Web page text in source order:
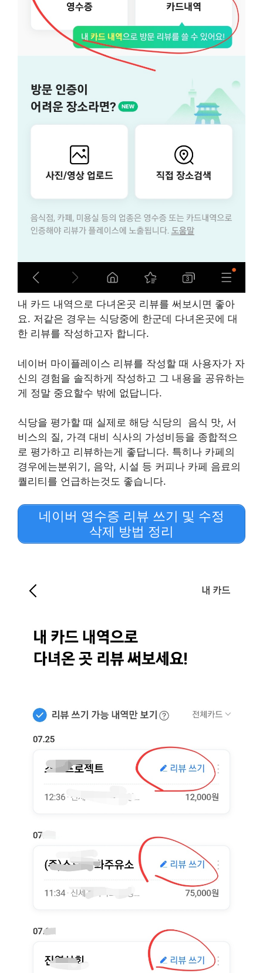
내 카드 내역으로 다녀온곳 리뷰를 써보시면 좋아
요. 저같은 경우는 식당중에 한군데 다녀온곳에 대
한 리뷰를 작성하고자 합니다.
네이버 마이플레이스 리뷰를 작성할 때 사용자가 자
신의 경험을 솔직하게 작성하고 그 내용을 공유하는
게 정말 중요할수 밖에 없답니다.
식당을 평가할 때 실제로 해당 식당의 음식 맛, 서
비스의 질, 가격 대비 식사의 가성비등을 종합적으
로 평가하고 리뷰하는게 좋답니다. 특히나 카페의
경우에는분위기, 음악, 시설 등 커피나 카페 음료의
퀄리티를 언급하는것도 좋습니다.
네이버 영수증 리뷰 쓰기 및 수정
삭제 방법 정리